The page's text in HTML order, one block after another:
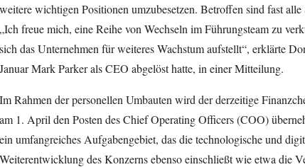
weitere wichtigen Positionen umzubesetzen. Betroffen sind fast alle
„Ich freue mich, eine Reihe von Wechseln im Führungsteam zu
sich das Unternehmen für weiteres Wachstum aufstellt“, erklärte
Januar Mark Parker als CEO abgelöst hatte, in einer Mitteilung.
Im Rahmen der personellen Umbauten wird der derzeitige
am 1. April den Posten des Chief Operating Officers (COO)
ein umfangreiches Aufgabengebiet, das die technologische und
Weiterentwicklung des Konzerns ebenso einschließt wie etwa die